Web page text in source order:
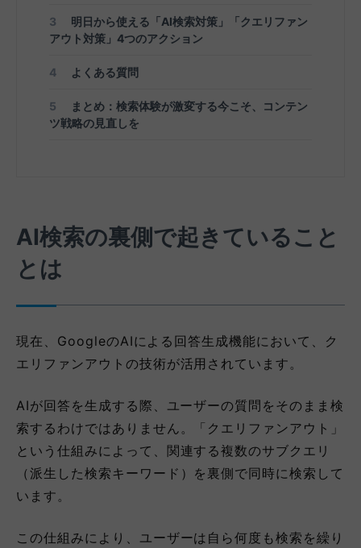
3
明日から使える「AI検索対策」「クエリファン
アウト対策」4つのアクション
4 よくある質問
5
まとめ：検索体験が激変する今こそ、コンテン
ツ戦略の見直しを
AI検索の裏側で起きていること
とは
現在、GoogleのAIによる回答生成機能において、ク
エリファンアウトの技術が活用されています。
AIが回答を生成する際、ユーザーの質問をそのまま検
索するわけではありません。「クエリファンアウト」
という仕組みによって、関連する複数のサブクエリ
（派生した検索キーワード）を裏側で同時に検索して
います。
この仕組みにより、ユーザーは自ら何度も検索を繰り